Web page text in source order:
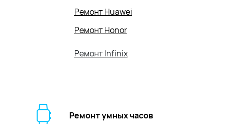
Ремонт Huawei
Ремонт Honor
Ремонт Infinix
Ремонт умных часов